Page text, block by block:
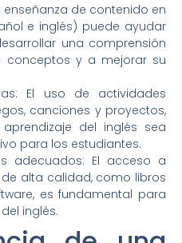
enseñanza de contenido en
e inglés) puede ayudar
una comprensión
conceptos y a mejorar su
El uso de actividades
canciones y proyectos,
del inglés sea
para los estudiantes.
adecuados: El acceso a
alta calidad, como libros
es fundamental para
inglés.